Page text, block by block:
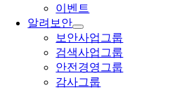
이벤트
알려보안
보안사업그룹
검색사업그룹
안전경영그룹
감사그룹